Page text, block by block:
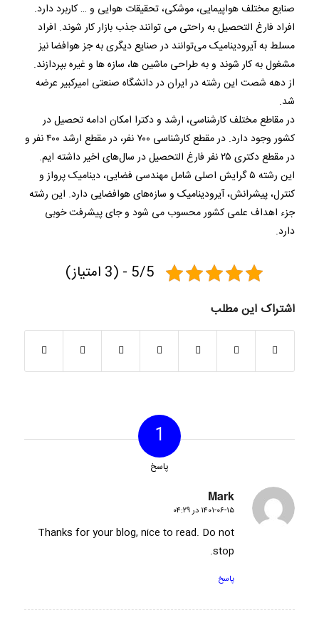
صنایع مختلف هواپیمایی، موشکی، تحقیقات هوایی و … کاربرد دارد.
افراد فارغ التحصیل به راحتی می توانند جذب بازار کار شوند. افراد
مسلط به آیرودینامیک می‌توانند در صنایع دیگری به جز هوافضا نیز
مشغول به کار شوند و به طراحی ماشین ها، سازه ها و غیره بپردازند.
از دهه شصت این رشته در ایران در دانشگاه صنعتی امیرکبیر عرضه
شد.
در مقاطع مختلف کارشناسی، ارشد و دکترا امکان ادامه تحصیل در
کشور وجود دارد. در مقطع کارشناسی ۷۰۰ نفر، در مقطع ارشد ۴۰۰ نفر و
در مقطع دکتری ۲۵ نفر فارغ التحصیل در سال‌های اخیر داشته ایم.
این رشته ۵ گرایش اصلی شامل مهندسی فضایی، دینامیک پرواز و
کنترل، پیشرانش، آیرودینامیک و سازه‌های هوافضایی دارد. این رشته
جزء اهداف علمی کشور محسوب می شود و جای پیشرفت خوبی
دارد.
5/5 - (3 امتیاز)
اشتراک این مطلب
1
پاسخ
Mark
گفته:
۱۴۰۱-۰۶-۱۵ در ۰۴:۲۹
Thanks for your blog, nice to read. Do not
stop.
پاسخ